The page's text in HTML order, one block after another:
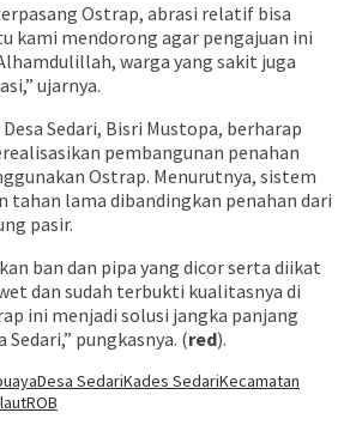
Ostrap, abrasi relatif bisa
kami mendorong agar pengajuan ini
warga yang sakit juga
ujarnya.
Sedari, Bisri Mustopa, berharap
pembangunan penahan
Ostrap. Menurutnya, sistem
tahan lama dibandingkan penahan dari
pasir.
ban dan pipa yang dicor serta diikat
dan sudah terbukti kualitasnya di
ini menjadi solusi jangka panjang
Sedari,” pungkasnya. (red).
Desa SedariKades SedariKecamatan
ROB